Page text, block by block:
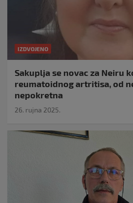
IZDVOJENO
Sakuplja se novac za Neiru
reumatoidnog artritisa, od
nepokretna
26. rujna 2025.